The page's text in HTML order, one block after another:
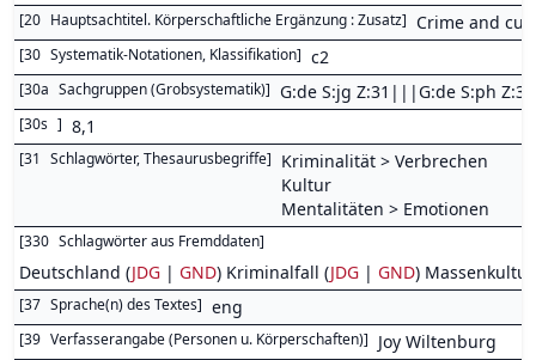
[20 Hauptsachtitel. Körperschaftliche Ergänzung : Zusatz] Crime and
[30 Systematik-Notationen, Klassifikation] c2
[30a Sachgruppen (Grobsystematik)] G:de S:jg Z:31|||G:de S:ph Z:32
[30s ] 8,1
[31 Schlagwörter, Thesaurusbegriffe] Kriminalität > Verbrechen
Kultur
Mentalitäten > Emotionen
[330 Schlagwörter aus Fremddaten]
Deutschland (JDG | GND) Kriminalfall (JDG | GND)
[37 Sprache(n) des Textes] eng
[39 Verfasserangabe (Personen u. Körperschaften)] Joy Wiltenburg